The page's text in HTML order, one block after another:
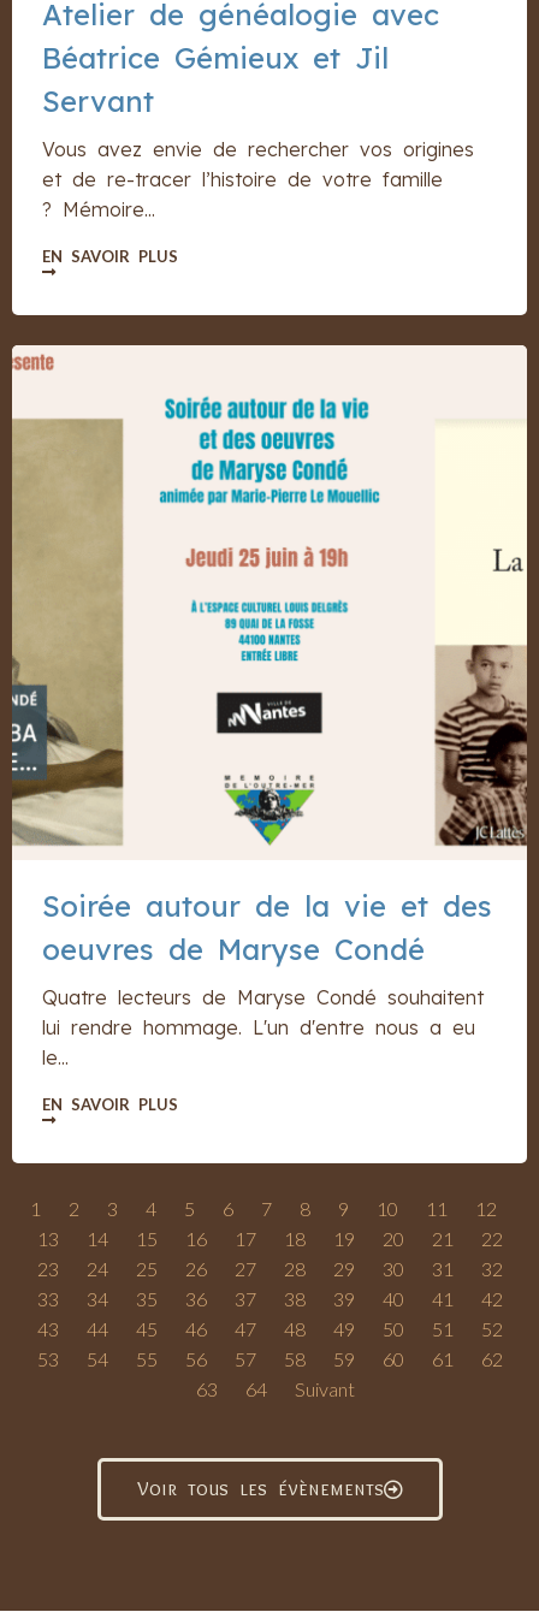
Atelier de généalogie avec
Béatrice Gémieux et Jil
Servant
Vous avez envie de rechercher vos origines
et de re-tracer l’histoire de votre famille
? Mémoire...
EN SAVOIR PLUS
Soirée autour de la vie et des
oeuvres de Maryse Condé
Quatre lecteurs de Maryse Condé souhaitent
lui rendre hommage. L'un d'entre nous a eu
le...
EN SAVOIR PLUS
1 2 3 4 5 6 7 8 9 10 11
12
13
14 15 16 17 18 19 20 21
22
23
24 25 26 27 28 29 30 31
32
33
34 35 36 37 38 39 40 41
42
43
44 45 46 47 48 49 50 51
52
53
54 55 56 57 58 59 60 61
62
63
64 Suivant
Voir tous les évènements